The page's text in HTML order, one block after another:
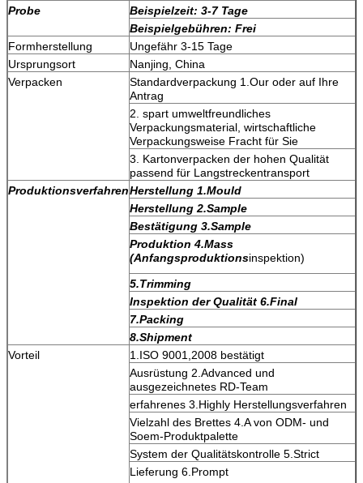
Probe
Beispielzeit: 3-7 Tage
Beispielgebühren: Frei
Formherstellung
Ungefähr 3-15 Tage
Ursprungsort
Nanjing, China
Verpacken
Standardverpackung 1.Our oder auf Ihre
Antrag
2. spart umweltfreundliches
Verpackungsmaterial, wirtschaftliche
Verpackungsweise Fracht für Sie
3. Kartonverpacken der hohen Qualität
passend für Langstreckentransport
ProduktionsverfahrenHerstellung 1.Mould
Herstellung 2.Sample
Bestätigung 3.Sample
Produktion 4.Mass
(Anfangsproduktionsinspektion)
5.Trimming
Inspektion der Qualität 6.Final
7.Packing
8.Shipment
Vorteil
1.ISO 9001,2008 bestätigt
Ausrüstung 2.Advanced und
ausgezeichnetes RD-Team
erfahrenes 3.Highly Herstellungsverfahren
Vielzahl des Brettes 4.A von ODM- und
Soem-Produktpalette
System der Qualitätskontrolle 5.Strict
Lieferung 6.Prompt